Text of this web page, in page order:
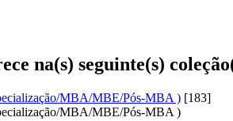
na(s) seguinte(s)
MBA/MBE/Pós-MBA ) [183]
MBA/MBE/Pós-MBA )